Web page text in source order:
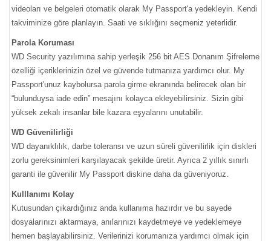
videoları ve belgeleri otomatik olarak My Passport'a yedekleyin. Kendi
takviminize göre planlayın. Saati ve sıklığını seçmeniz yeterlidir.
Parola Koruması
WD Security yazılımına sahip yerleşik 256 bit AES Donanım Şifreleme
özelliği içeriklerinizin özel ve güvende tutmanıza yardımcı olur. My
Passport'unuz kaybolursa parola girme ekranında belirecek olan bir
“bulunduysa iade edin” mesajını kolayca ekleyebilirsiniz. Sizin gibi
yüksek zekalı insanlar bile kazara eşyalarını unutabilir.
WD Güvenilirliği
WD dayanıklılık, darbe toleransı ve uzun süreli güvenilirlik için diskleri
zorlu gereksinimleri karşılayacak şekilde üretir. Ayrıca 2 yıllık sınırlı
garanti ile güvenilir My Passport diskine daha da güveniyoruz.
Kulllanımı Kolay
Kutusundan çıkardığınız anda kullanıma hazırdır ve bu sayede
dosyalarınızı aktarmaya, anılarınızı kaydetmeye ve yedeklemeye
hemen başlayabilirsiniz. Verilerinizi korumanıza yardımcı olmak için